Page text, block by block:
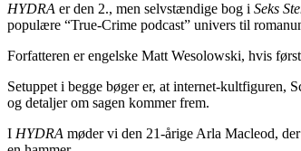
HYDRA er den 2., men selvstændige bog i Seks
populære “True-Crime podcast” univers til
Forfatteren er engelske Matt Wesolowski, hvis
Setuppet i begge bøger er, at internet-kultfiguren,
og detaljer om sagen kommer frem.
I HYDRA møder vi den 21-årige Arla Macleod,